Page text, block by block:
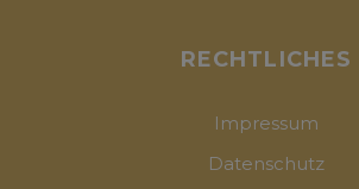
RECHTLICHES
Impressum
Datenschutz